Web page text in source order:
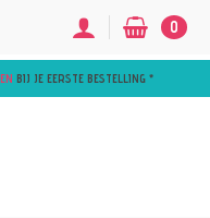
BIJ JE EERSTE BESTELLING *
0